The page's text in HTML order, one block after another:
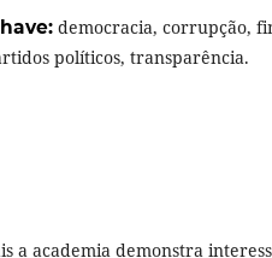
democracia, corrupção,
políticos, transparência.
a academia demonstra